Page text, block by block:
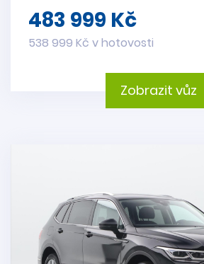
483 999 Kč
538 999 Kč v hotovosti
Zobrazit vůz